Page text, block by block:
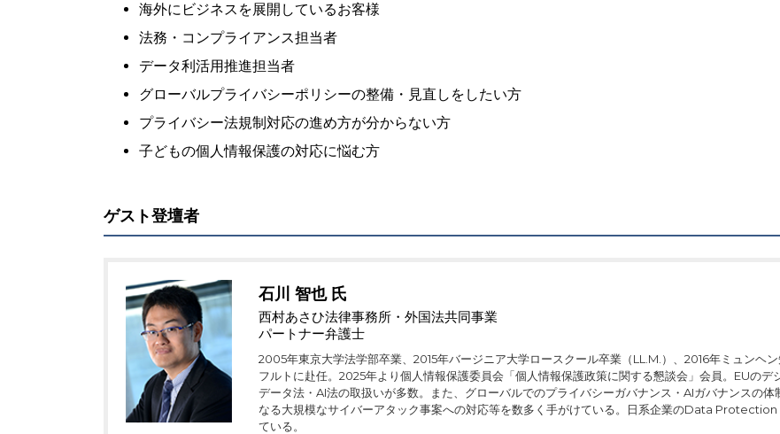
海外にビジネスを展開しているお客様
法務・コンプライアンス担当者
データ利活用推進担当者
グローバルプライバシーポリシーの整備・見直しをしたい方
プライバシー法規制対応の進め方が分からない方
子どもの個人情報保護の対応に悩む方
ゲスト登壇者
石川 智也 氏
西村あさひ法律事務所・外国法共同事業
パートナー弁護士
2005年東京大学法学部卒業、2015年バージニア大学ロースクール卒業（LL.M.）、2016年ミュンヘ
フルトに赴任。2025年より個人情報保護委員会「個人情報保護政策に関する懇談会」会員。EUの
データ法・AI法の取扱いが多数。また、グローバルでのプライバシーガバナンス・AIガバナンスの
なる大規模なサイバーアタック事案への対応等を数多く手がけている。日系企業のData
ている。